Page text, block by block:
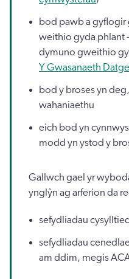
bod pawb a gyflogir
weithio gyda phlant
dymuno gweithio
Y Gwasanaeth
bod y broses yn
wahaniaethu
eich bod yn
modd yn ystod y
Gallwch gael yr
ynglŷn ag arferion da
sefydliadau
sefydliadau
am ddim, megis